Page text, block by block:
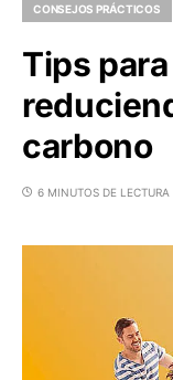
CONSEJOS PRÁCTICOS
Tips
carbono
6 MINUTOS DE LECTURA